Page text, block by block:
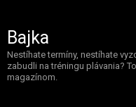
content
Bajka
Nestíhate termíny, nestíhate
zabudli na tréningu plávania?
magazínom.